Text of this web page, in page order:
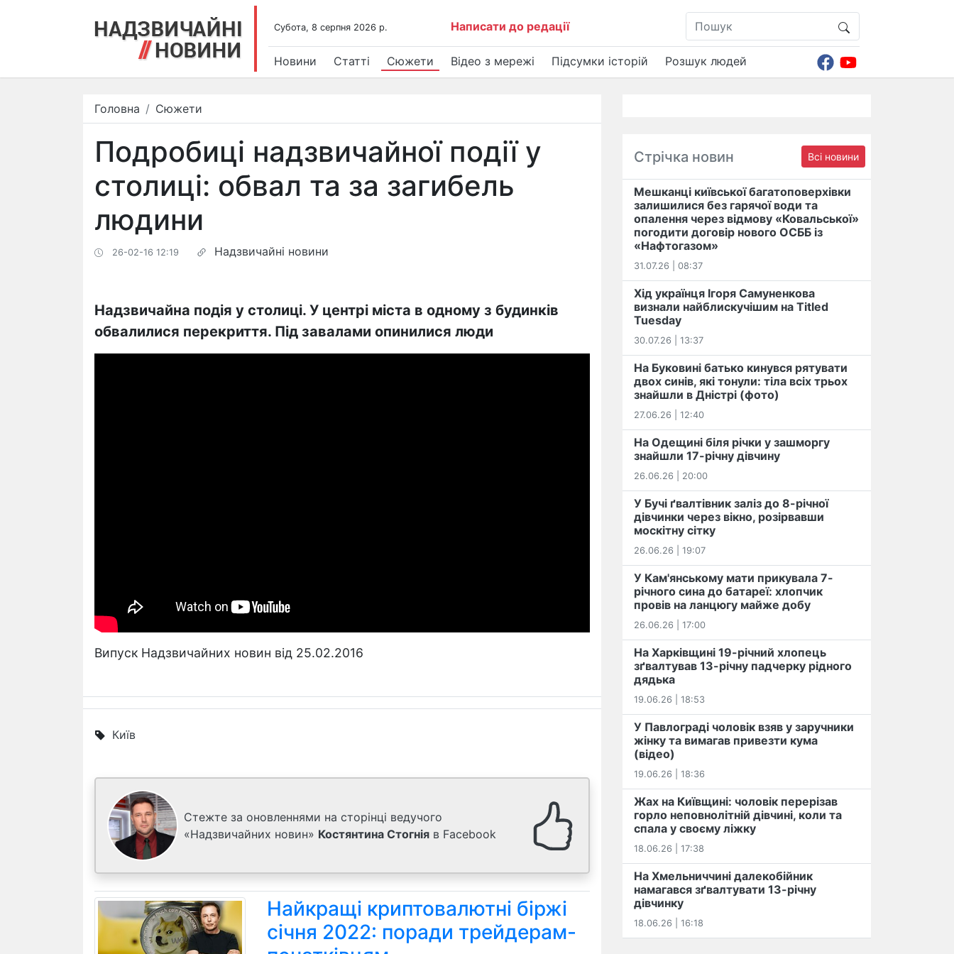
Субота, 8 серпня 2026 р. Написати до редації
Новини Статті Сюжети Відео з мережі Підсумки історій Розшук людей
Головна Сюжети
Подробиці надзвичайної події у
столиці: обвал та за загибель
людини
26-02-16 12:19 Надзвичайні новини
Надзвичайна подія у столиці. У центрі міста в одному з будинків
обвалилися перекриття. Під завалами опинилися люди
Випуск Надзвичайних новин від 25.02.2016
Київ
Стежте за оновленнями на сторінці ведучого
«Надзвичайних новин» Костянтина Стогнія в Facebook
Найкращі криптовалютні біржі
січня 2022: поради трейдерам-
Стрічка новин Всі новини
Мешканці київської багатоповерхівки
залишилися без гарячої води та
опалення через відмову «Ковальської»
погодити договір нового ОСББ із
«Нафтогазом»
31.07.26 | 08:37
Хід українця Ігоря Самуненкова
визнали найблискучішим на Titled
Tuesday
30.07.26 | 13:37
На Буковині батько кинувся рятувати
двох синів, які тонули: тіла всіх трьох
знайшли в Дністрі (фото)
27.06.26 | 12:40
На Одещині біля річки у зашморгу
знайшли 17-річну дівчину
26.06.26 | 20:00
У Бучі ґвалтівник заліз до 8-річної
дівчинки через вікно, розірвавши
москітну сітку
26.06.26 | 19:07
У Кам'янському мати прикувала 7-
річного сина до батареї: хлопчик
провів на ланцюгу майже добу
26.06.26 | 17:00
На Харківщині 19-річний хлопець​
️зґвалтував 13-річну падчерку рідного
дядька
19.06.26 | 18:53
У Павлограді чоловік взяв у заручники
жінку та вимагав привезти кума
(відео)
19.06.26 | 18:36
Жах на Київщині: чоловік перерізав
горло неповнолітній дівчині, коли та
спала у своєму ліжку
18.06.26 | 17:38
На Хмельниччині далекобійник
намагався зґвалтувати 13-річну
дівчинку
18.06.26 | 16:18